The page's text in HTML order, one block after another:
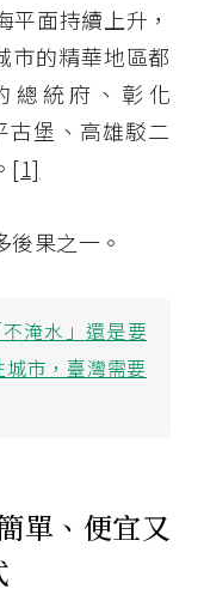
面持續上升，
市的精華地區都
統府、彰化
古堡、高雄駁二
[1]
果之一。
不淹水」還是要
城市，臺灣需要
單、便宜又